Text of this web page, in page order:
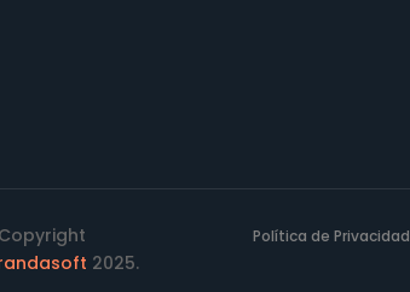
2025.
Política de Privacidad